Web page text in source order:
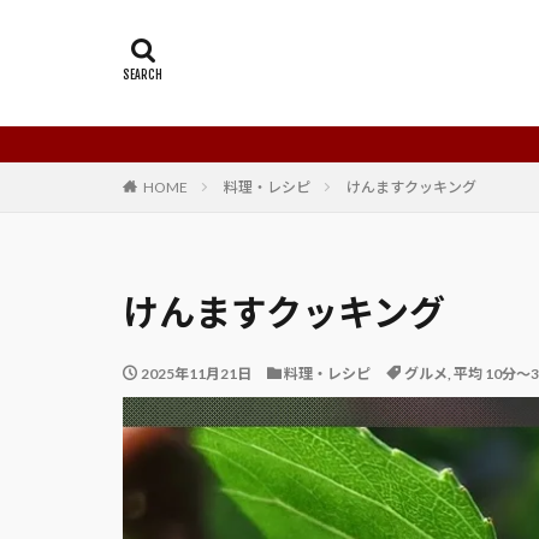
HOME 料理・レシピ けんますクッキング
けんますクッキング
2025年11月21日 料理・レシピ グルメ, 平均 10分～